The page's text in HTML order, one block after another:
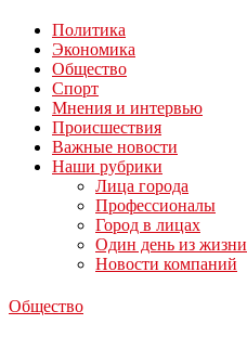
Политика
Экономика
Общество
Спорт
Мнения и интервью
Происшествия
Важные новости
Наши рубрики
Лица города
Профессионалы
Город в лицах
Один день из жизни
Новости компаний
Общество